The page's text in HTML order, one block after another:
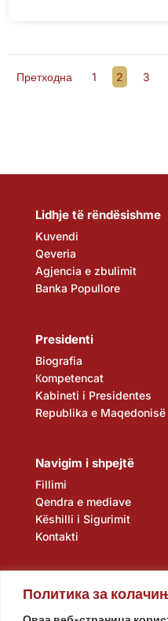
Политика за
Претходна 1 2 3
Lidhje të rëndësishme
Kuvendi
Qeveria
Agjencia e zbulimit
Banka Popullore
Presidenti
Biografia
Кompetencat
Kabineti i Presidentes
Republika e Maqedonisë
Navigim i shpejtë
Fillimi
Qendra e mediave
Këshilli i Sigurimit
Kontakti